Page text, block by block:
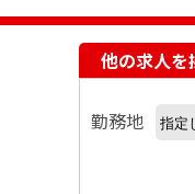
他の求人を
勤務地